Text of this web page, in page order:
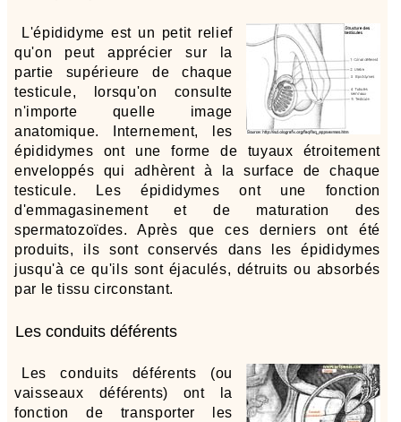
L'épididyme est un petit relief
qu'on peut apprécier sur la
partie supérieure de chaque
testicule, lorsqu'on consulte
n'importe quelle image
anatomique. Internement, les
épididymes ont une forme de tuyaux étroitement
enveloppés qui adhèrent à la surface de chaque
testicule. Les épididymes ont une fonction
d'emmagasinement et de maturation des
spermatozoïdes. Après que ces derniers ont été
produits, ils sont conservés dans les épididymes
jusqu'à ce qu'ils sont éjaculés, détruits ou absorbés
par le tissu circonstant.
Les conduits déférents
Les conduits déférents (ou
vaisseaux déférents) ont la
fonction de transporter les